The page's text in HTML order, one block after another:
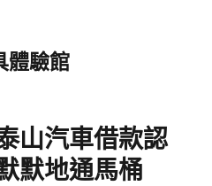
體驗館
山汽車借款認
默地通馬桶